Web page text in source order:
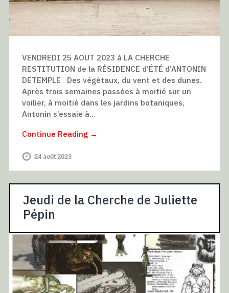
VENDREDI 25 AOUT 2023 à LA CHERCHE
RESTITUTION de la RÉSIDENCE d’ÉTÉ d’ANTONIN
DETEMPLE Des végétaux, du vent et des dunes.
Après trois semaines passées à moitié sur un
voilier, à moitié dans les jardins botaniques,
Antonin s’essaie à…
Continue Reading →
24 août 2023
Jeudi de la Cherche de Juliette
Pépin